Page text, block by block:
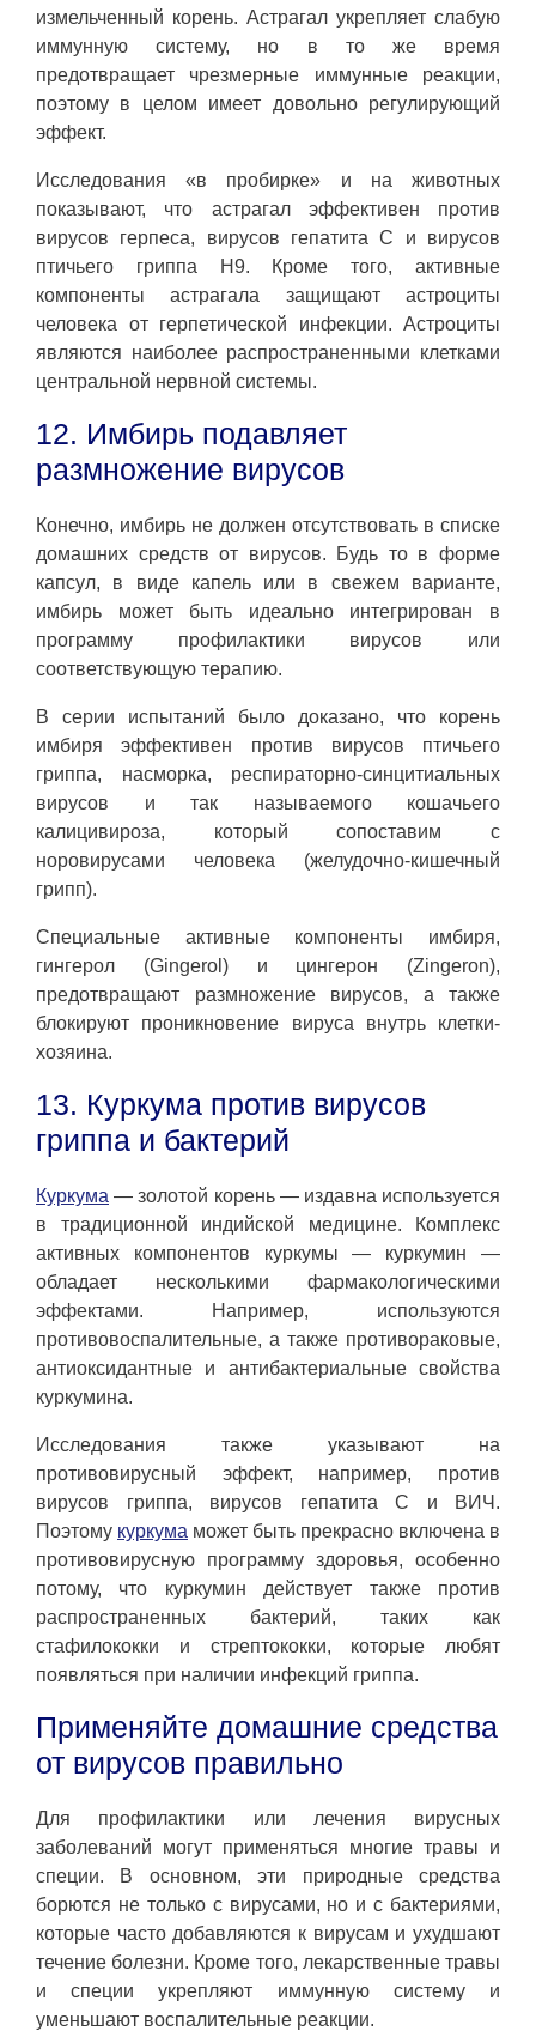
измельченный корень. Астрагал укрепляет слабую
иммунную систему, но в то же время
предотвращает чрезмерные иммунные реакции,
поэтому в целом имеет довольно регулирующий
эффект.
Исследования «в пробирке» и на животных
показывают, что астрагал эффективен против
вирусов герпеса, вирусов гепатита С и вирусов
птичьего гриппа H9. Кроме того, активные
компоненты астрагала защищают астроциты
человека от герпетической инфекции. Астроциты
являются наиболее распространенными клетками
центральной нервной системы.
12. Имбирь подавляет
размножение вирусов
Конечно, имбирь не должен отсутствовать в списке
домашних средств от вирусов. Будь то в форме
капсул, в виде капель или в свежем варианте,
имбирь может быть идеально интегрирован в
программу профилактики вирусов или
соответствующую терапию.
В серии испытаний было доказано, что корень
имбиря эффективен против вирусов птичьего
гриппа, насморка, респираторно-синцитиальных
вирусов и так называемого кошачьего
калицивироза, который сопоставим с
норовирусами человека (желудочно-кишечный
грипп).
Специальные активные компоненты имбиря,
гингерол (Gingerol) и цингерон (Zingeron),
предотвращают размножение вирусов, а также
блокируют проникновение вируса внутрь клетки-
хозяина.
13. Куркума против вирусов
гриппа и бактерий
Куркума — золотой корень — издавна используется
в традиционной индийской медицине. Комплекс
активных компонентов куркумы — куркумин —
обладает несколькими фармакологическими
эффектами. Например, используются
противовоспалительные, а также противораковые,
антиоксидантные и антибактериальные свойства
куркумина.
Исследования также указывают на
противовирусный эффект, например, против
вирусов гриппа, вирусов гепатита С и ВИЧ.
Поэтому куркума может быть прекрасно включена в
противовирусную программу здоровья, особенно
потому, что куркумин действует также против
распространенных бактерий, таких как
стафилококки и стрептококки, которые любят
появляться при наличии инфекций гриппа.
Применяйте домашние средства
от вирусов правильно
Для профилактики или лечения вирусных
заболеваний могут применяться многие травы и
специи. В основном, эти природные средства
борются не только с вирусами, но и с бактериями,
которые часто добавляются к вирусам и ухудшают
течение болезни. Кроме того, лекарственные травы
и специи укрепляют иммунную систему и
уменьшают воспалительные реакции.